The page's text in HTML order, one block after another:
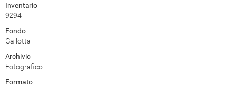
Inventario
9294
Fondo
Gallotta
Archivio
Fotografico
Formato